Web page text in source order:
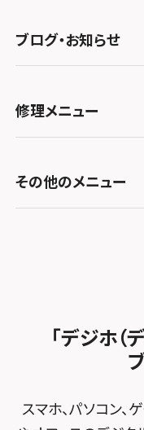
スマホスピタル
スマホスピタル
スマホスピタル
スマホスピタル
スマホスピタル
スマホスピタル
スマホスピタ
スマホスピタル 藤
スマホスピタル
スマホスピタル
スマホスピタル
スマホスピタル
スマホスピタル
スマホスピタル
スマホスピタル
スマホスピタル京
スマホスピタル難
スマホスピタル
スマホスピタル
スマホスピタル
スマホスピタル堺
スマホスピタル
スマホスピタル西
スマホスピタル
ち
スマホスピタル
スマホスピタル
スマホスピタル
キャンペーン一覧
ブログ・お知らせ
お知らせ
修理メニュー
iPhone修理メニ
MacBook修理メ
その他のメニュー
FCNTスマートフ
「デジホ（
スマホ、パソコン、